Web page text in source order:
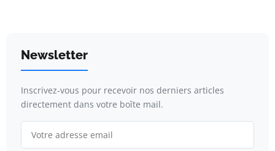
Newsletter
Inscrivez-vous pour recevoir nos derniers articles
directement dans votre boîte mail.